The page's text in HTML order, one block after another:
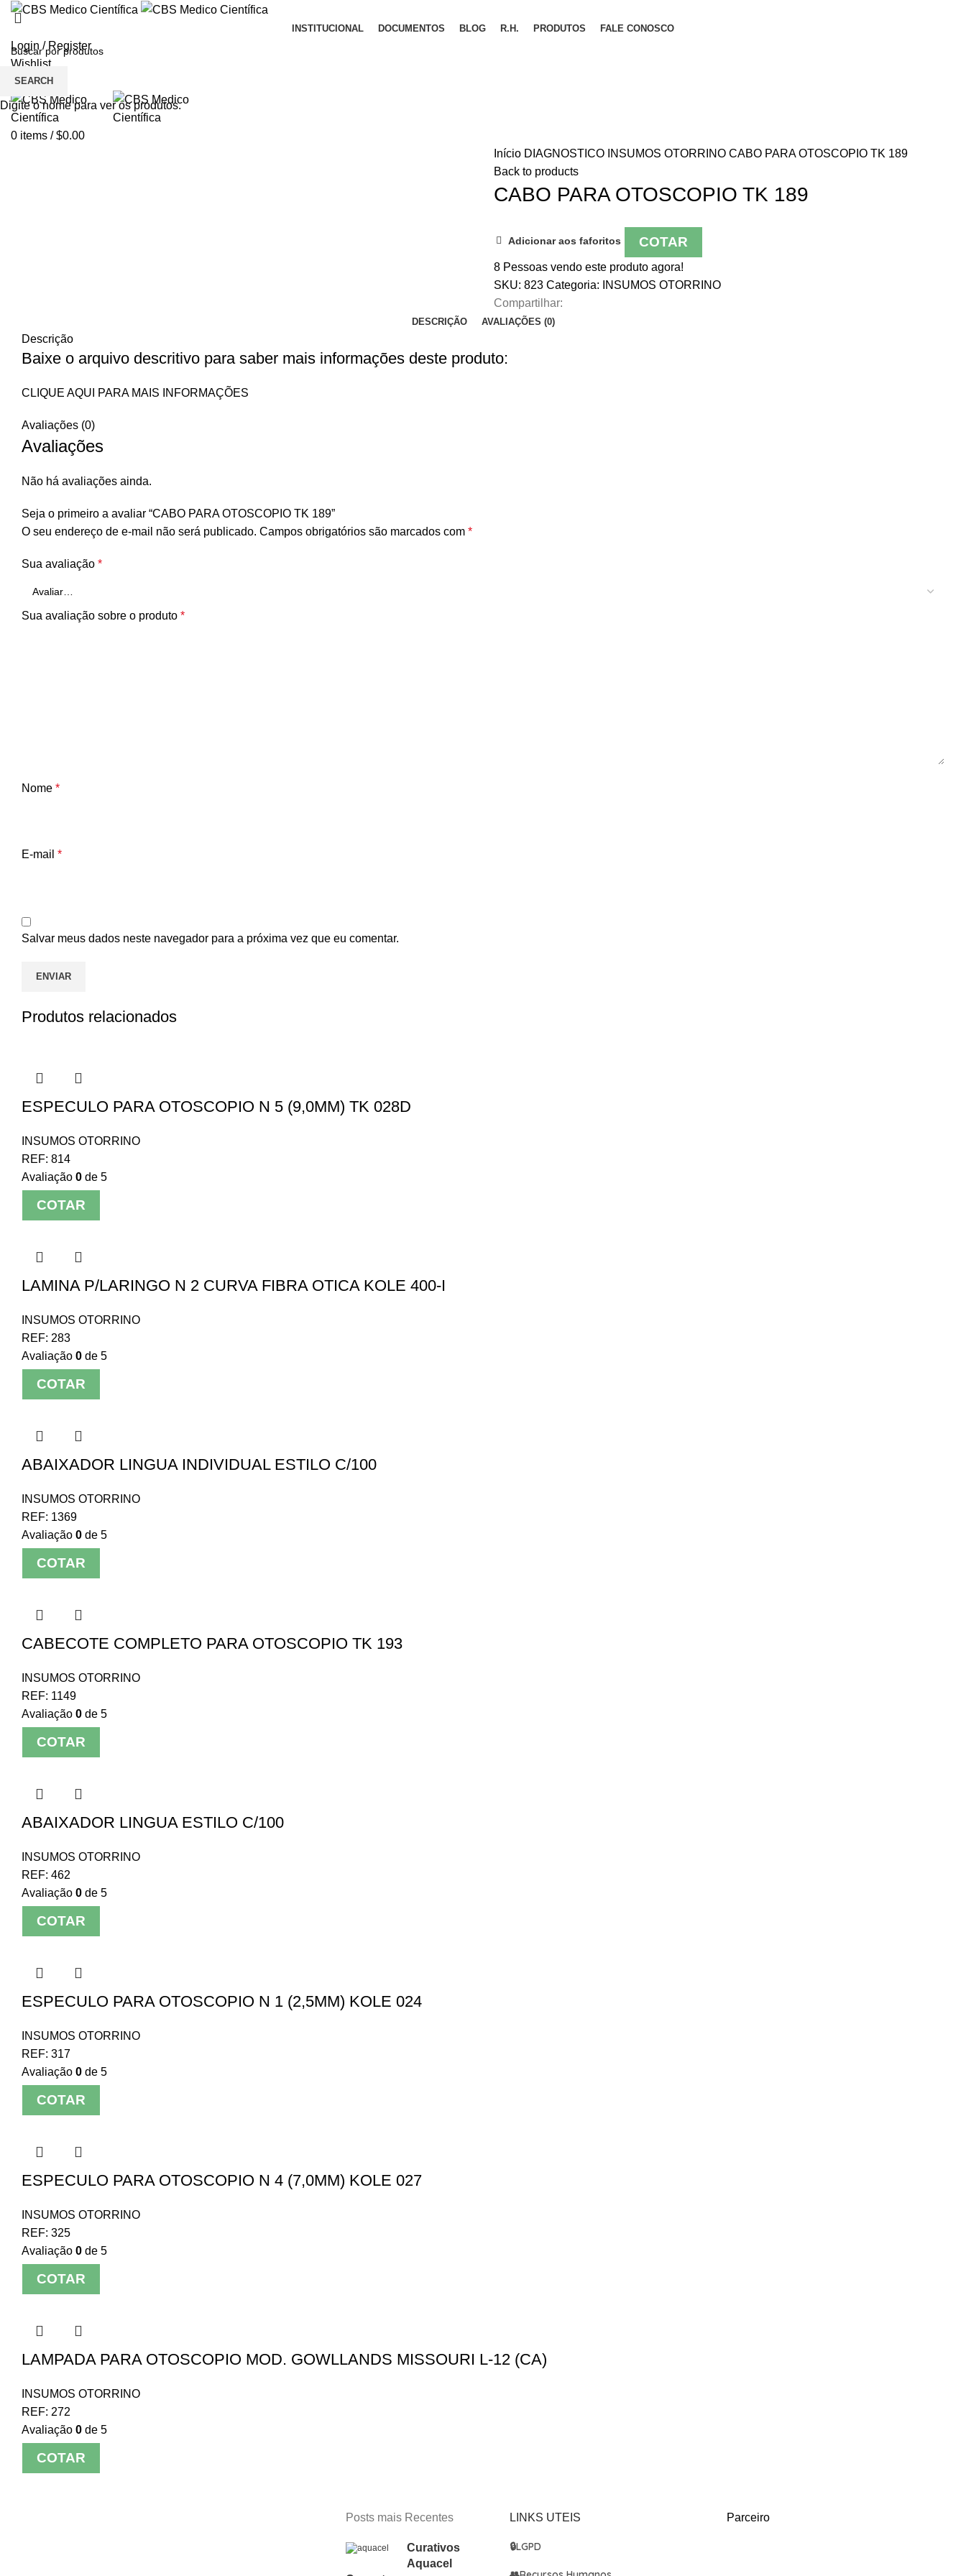
INSTITUCIONAL DOCUMENTOS BLOG R.H. PRODUTOS FALE CONOSCO
Login / Register
Wishlist
Menu
0 items / $0.00
Início DIAGNOSTICO INSUMOS OTORRINO CABO PARA OTOSCOPIO TK 189
Back to products
CABO PARA OTOSCOPIO TK 189
Adicionar aos faforitos COTAR
8 Pessoas vendo este produto agora!
SKU: 823 Categoria:
INSUMOS OTORRINO
Compartilhar:
DESCRIÇÃO AVALIAÇÕES (0)
Descrição
Baixe o arquivo descritivo para saber mais informações deste produto:
CLIQUE AQUI PARA MAIS INFORMAÇÕES
Avaliações (0)
Avaliações
Não há avaliações ainda.
Seja o primeiro a avaliar “CABO PARA OTOSCOPIO TK 189”
O seu endereço de e-mail não será publicado. Campos obrigatórios são marcados com *
Sua avaliação *
Sua avaliação sobre o produto *
Nome *
E-mail *
Salvar meus dados neste navegador para a próxima vez que eu comentar.
Produtos relacionados
ESPECULO PARA OTOSCOPIO N 5 (9,0MM) TK 028D
INSUMOS OTORRINO
REF: 814
Avaliação 0 de 5
COTAR
LAMINA P/LARINGO N 2 CURVA FIBRA OTICA KOLE 400-I
INSUMOS OTORRINO
REF: 283
Avaliação 0 de 5
COTAR
ABAIXADOR LINGUA INDIVIDUAL ESTILO C/100
INSUMOS OTORRINO
REF: 1369
Avaliação 0 de 5
COTAR
CABECOTE COMPLETO PARA OTOSCOPIO TK 193
INSUMOS OTORRINO
REF: 1149
Avaliação 0 de 5
COTAR
ABAIXADOR LINGUA ESTILO C/100
INSUMOS OTORRINO
REF: 462
Avaliação 0 de 5
COTAR
ESPECULO PARA OTOSCOPIO N 1 (2,5MM) KOLE 024
INSUMOS OTORRINO
REF: 317
Avaliação 0 de 5
COTAR
ESPECULO PARA OTOSCOPIO N 4 (7,0MM) KOLE 027
INSUMOS OTORRINO
REF: 325
Avaliação 0 de 5
COTAR
LAMPADA PARA OTOSCOPIO MOD. GOWLLANDS MISSOURI L-12 (CA)
INSUMOS OTORRINO
REF: 272
Avaliação 0 de 5
COTAR
Posts mais Recentes
Curativos
Aquacel
LINKS UTEIS
🔒LGPD
Parceiro
SEARCH
Digite o nome para ver os produtos.